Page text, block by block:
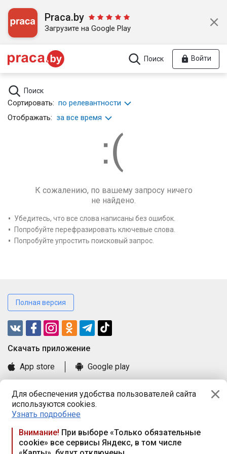
Для обеспечения удобства пользователей сайта
используются cookies.
Узнать подробнее
Внимание! При выборе «Только обязательные
cookie» все сервисы Яндекс, в том числе
Praca.by
Загрузите на Google Play
Поиск Войти
Поиск
Сортировать: по релевантности
Отображать: за все время
К сожалению, по вашему запросу ничего
не найдено.
Убедитесь, что все слова написаны без ошибок.
Попробуйте перефразировать ключевые слова.
Попробуйте упростить поисковый запрос.
Полная версия
Cкачать приложение
App store
Google play
Книга замечаний и предложений
Правила и документы
Praca.by © 2000—2026, ООО «ПРАЦА БАЙ»
Республика Беларусь, 220114, г. Минск, пр-т Независимости
117а, пом. № 9.